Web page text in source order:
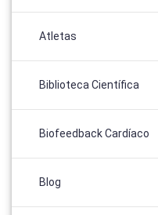
Atletas
Biblioteca Científica
Biofeedback Cardíaco
Blog